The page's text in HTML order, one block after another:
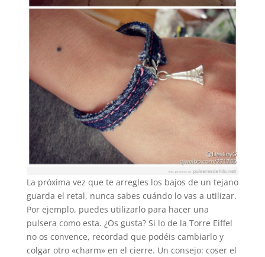
La próxima vez que te arregles los bajos de un tejano
guarda el retal, nunca sabes cuándo lo vas a utilizar.
Por ejemplo, puedes utilizarlo para hacer una
pulsera como esta. ¿Os gusta? Si lo de la Torre Eiffel
no os convence, recordad que podéis cambiarlo y
colgar otro «charm» en el cierre. Un consejo: coser el